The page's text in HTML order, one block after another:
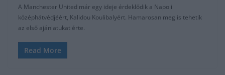
A Manchester United már egy ideje érdeklődik a Napoli
középhátvédjéért, Kalidou Koulibalyért. Hamarosan meg is tehetik
az első ajánlatukat érte.
Read More